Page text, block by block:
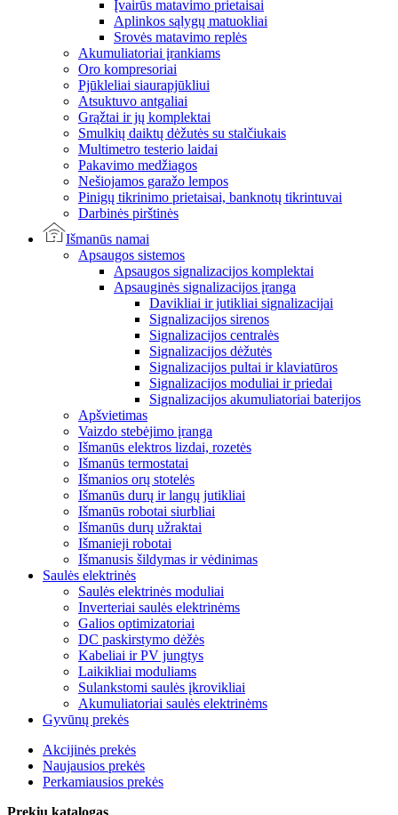
Įvairūs matavimo prietaisai
Aplinkos sąlygų matuokliai
Srovės matavimo replės
Akumuliatoriai įrankiams
Oro kompresoriai
Pjūkleliai siaurapjūkliui
Atsuktuvo antgaliai
Grąžtai ir jų komplektai
Smulkių daiktų dėžutės su stalčiukais
Multimetro testerio laidai
Pakavimo medžiagos
Nešiojamos garažo lempos
Pinigų tikrinimo prietaisai, banknotų tikrintuvai
Darbinės pirštinės
Išmanūs namai
Apsaugos sistemos
Apsaugos signalizacijos komplektai
Apsauginės signalizacijos įranga
Davikliai ir jutikliai signalizacijai
Signalizacijos sirenos
Signalizacijos centralės
Signalizacijos dėžutės
Signalizacijos pultai ir klaviatūros
Signalizacijos moduliai ir priedai
Signalizacijos akumuliatoriai baterijos
Apšvietimas
Vaizdo stebėjimo įranga
Išmanūs elektros lizdai, rozetės
Išmanūs termostatai
Išmanios orų stotelės
Išmanūs durų ir langų jutikliai
Išmanūs robotai siurbliai
Išmanūs durų užraktai
Išmanieji robotai
Išmanusis šildymas ir vėdinimas
Saulės elektrinės
Saulės elektrinės moduliai
Inverteriai saulės elektrinėms
Galios optimizatoriai
DC paskirstymo dėžės
Kabeliai ir PV jungtys
Laikikliai moduliams
Sulankstomi saulės įkrovikliai
Akumuliatoriai saulės elektrinėms
Gyvūnų prekės
Akcijinės prekės
Naujausios prekės
Perkamiausios prekės
Prekių katalogas